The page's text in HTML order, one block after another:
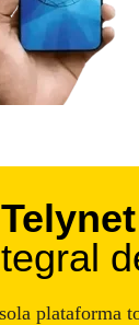
plataforma